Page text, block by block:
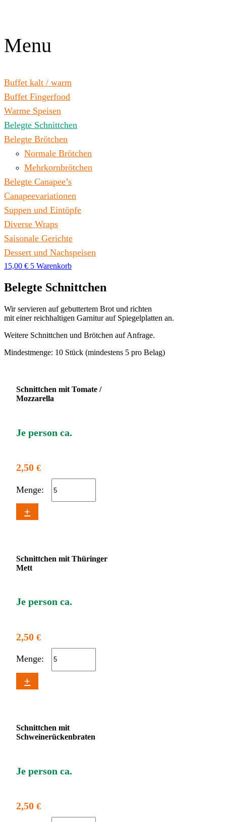
Menu
Buffet kalt / warm
Buffet Fingerfood
Warme Speisen
Belegte Schnittchen
Belegte Brötchen
Normale Brötchen
Mehrkornbrötchen
Belegte Canapee’s
Canapeevariationen
Suppen und Eintöpfe
Diverse Wraps
Saisonale Gerichte
Dessert und Nachspeisen
15,00 € 5 Warenkorb
Belegte Schnittchen
Wir servieren auf gebuttertem Brot und richten
mit einer reichhaltigen Garnitur auf Spiegelplatten an.
Weitere Schnittchen und Brötchen auf Anfrage.
Mindestmenge: 10 Stück (mindestens 5 pro Belag)
Schnittchen mit Tomate /
Mozzarella
Je person ca.
2,50€
Menge:
+
Schnittchen mit Thüringer
Mett
Je person ca.
2,50€
Menge:
+
Schnittchen mit
Schweinerückenbraten
Je person ca.
2,50€